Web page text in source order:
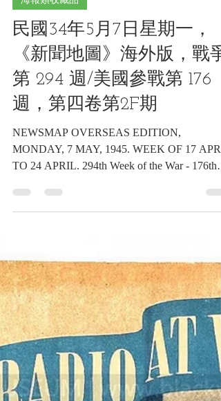
2024年7月24日 讀畢需時 1 分鐘
海報類收藏品
民國34年5月7日星期一，
《新聞地圖》海外版，戰爭
第 294 週/美國參戰第 176
週，第四卷第2F期
NEWSMAP OVERSEAS EDITION,
TO 24 APRIL. 294th Week of the War - 176th
Week of U. S. Participation....